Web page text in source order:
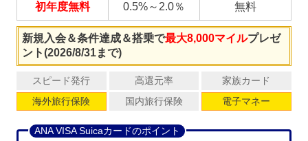
初年度無料 0.5%～2.0％ 無料
新規入会＆条件達成＆搭乗で最大8,000マイルプレゼ
ント(2026/8/31まで)
スピード発行 高還元率
家族カード
海外旅行保険
国内旅行保険 電子マネー
ANA VISA Suicaカードのポイント